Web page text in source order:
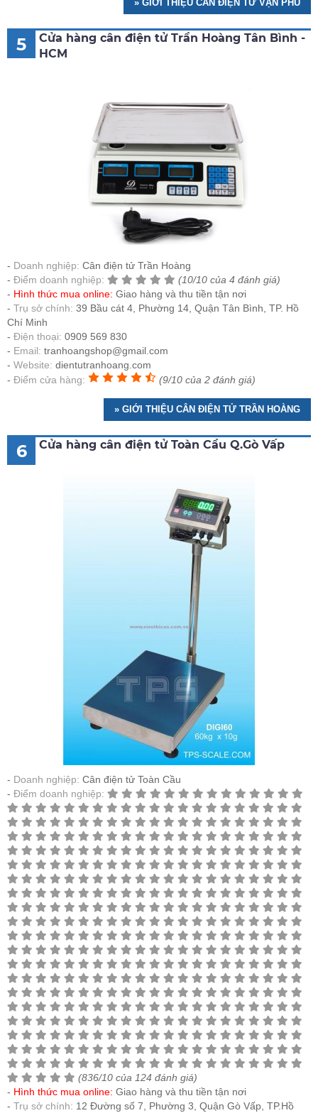
» GIỚI THIỆU CÂN ĐIỆN TỬ VẠN PHÚ
5
Cửa hàng cân điện tử Trần Hoàng Tân Bình -
HCM
Doanh nghiệp: Cân điện tử Trần Hoàng
Điểm doanh nghiệp:
(10/10 của 4 đánh giá)
Hình thức mua online: Giao hàng và thu tiền tận nơi
Trụ sở chính: 39 Bầu cát 4, Phường 14, Quận Tân Bình, TP. Hồ
Chí Minh
Điện thoại: 0909 569 830
Email: tranhoangshop@gmail.com
Website: dientutranhoang.com
Điểm cửa hàng:
(9/10 của 2 đánh giá)
» GIỚI THIỆU CÂN ĐIỆN TỬ TRẦN HOÀNG
6 Cửa hàng cân điện tử Toàn Cầu Q.Gò Vấp
Doanh nghiệp: Cân điện tử Toàn Cầu
Điểm doanh nghiệp:
(836/10 của 124 đánh giá)
Hình thức mua online: Giao hàng và thu tiền tận nơi
Trụ sở chính: 12 Đường số 7, Phường 3, Quận Gò Vấp, TP.Hồ